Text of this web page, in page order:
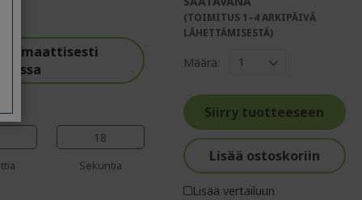
17
Sekuntia
(TOIMITUS 1–4 ARKIPÄIVÄ
LÄHETTÄMISESTÄ)
Määrä:
Siirry tuotteeseen
Lisää ostoskoriin
Lisää vertailuun